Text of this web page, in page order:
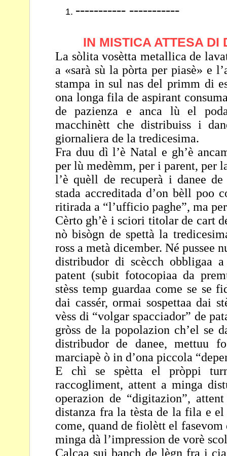
----------- -----------
IN MISTICA ATTESA DI
La sòlita vosètta metallica de
a «sarà sù la pòrtaper piasè» e
stampa in sul nas del primm di
ona longa fila de aspirant
de pazienza e anca lù el
macchinètt che distribuiss i
giornaliera de la tredicesima.
Fra duu dì l’è Natal e gh’è
per lù medèmm, per i parent, per
l’è quèll de recuperà i danee
stada accreditada d’onbèll poo
ritirada a “l’ufficio paghe”, ma
Cèrto gh’è i sciori titolar de cart
nò bisògn de spettàla
ross a metà dicember. Né pussee
distribudor di scècch obbligaa
patent (subit fotocopiaa da
stèss temp guardaa come se se
dai cassér, ormai sospettaa dai
vèss di “volgar spacciador” de
gròss de la popolazion ch’el se
distribudor de danee, mettuu
marciapè ò in d’ona piccola
E chì se spètta el pròppi
raccogliment, attent a minga
operazion de “digitazion”,
distanza fra la tèsta de la fila e
come, quand de fiolètt el fasevom
minga dà l’impression de vorè
Calcaa sui banch de lègn fra i